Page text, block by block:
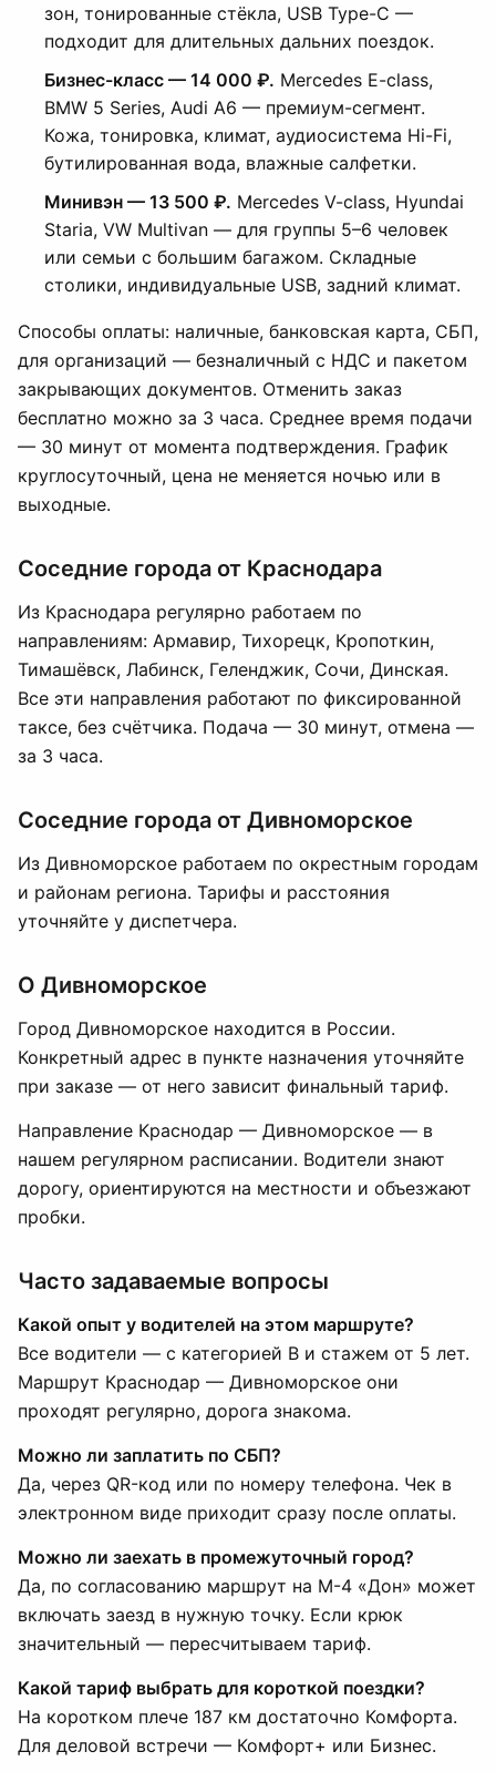
зон, тонированные стёкла, USB Type-C —
подходит для длительных дальних поездок.
Бизнес-класс — 14 000 ₽. Mercedes E-class,
BMW 5 Series, Audi A6 — премиум-сегмент.
Кожа, тонировка, климат, аудиосистема Hi-Fi,
бутилированная вода, влажные салфетки.
Минивэн — 13 500 ₽. Mercedes V-class, Hyundai
Staria, VW Multivan — для группы 5–6 человек
или семьи с большим багажом. Складные
столики, индивидуальные USB, задний климат.
Способы оплаты: наличные, банковская карта, СБП,
для организаций — безналичный с НДС и пакетом
закрывающих документов. Отменить заказ
бесплатно можно за 3 часа. Среднее время подачи
— 30 минут от момента подтверждения. График
круглосуточный, цена не меняется ночью или в
выходные.
Соседние города от Краснодара
Из Краснодара регулярно работаем по
направлениям: Армавир, Тихорецк, Кропоткин,
Тимашёвск, Лабинск, Геленджик, Сочи, Динская.
Все эти направления работают по фиксированной
таксе, без счётчика. Подача — 30 минут, отмена —
за 3 часа.
Соседние города от Дивноморское
Из Дивноморское работаем по окрестным городам
и районам региона. Тарифы и расстояния
уточняйте у диспетчера.
О Дивноморское
Город Дивноморское находится в России.
Конкретный адрес в пункте назначения уточняйте
при заказе — от него зависит финальный тариф.
Направление Краснодар — Дивноморское — в
нашем регулярном расписании. Водители знают
дорогу, ориентируются на местности и объезжают
пробки.
Часто задаваемые вопросы
Какой опыт у водителей на этом маршруте?
Все водители — с категорией B и стажем от 5 лет.
Маршрут Краснодар — Дивноморское они
проходят регулярно, дорога знакома.
Можно ли заплатить по СБП?
Да, через QR-код или по номеру телефона. Чек в
электронном виде приходит сразу после оплаты.
Можно ли заехать в промежуточный город?
Да, по согласованию маршрут на М-4 «Дон» может
включать заезд в нужную точку. Если крюк
значительный — пересчитываем тариф.
Какой тариф выбрать для короткой поездки?
На коротком плече 187 км достаточно Комфорта.
Для деловой встречи — Комфорт+ или Бизнес.